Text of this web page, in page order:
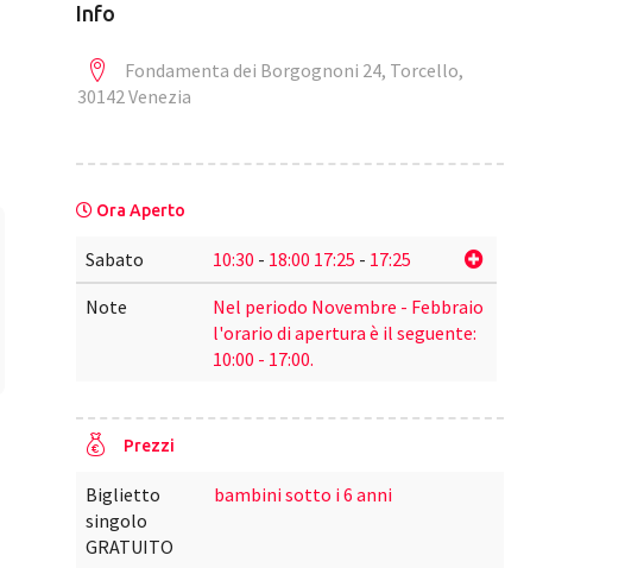
Info
Fondamenta dei Borgognoni 24, Torcello,
30142 Venezia
Ora Aperto
Sabato 10:30 - 18:00 17:25 - 17:25
Note
Nel periodo Novembre - Febbraio
l'orario di apertura è il seguente:
10:00 - 17:00.
Prezzi
Biglietto
singolo
GRATUITO
bambini sotto i 6 anni